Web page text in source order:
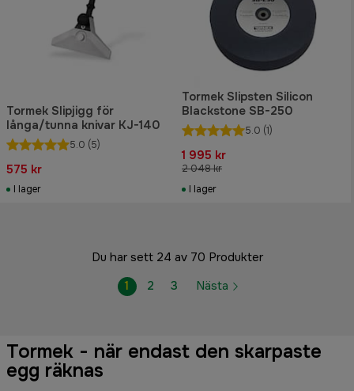
Tormek Slipjigg för
långa/tunna knivar KJ-140
5.0 (5)
575 kr
I lager
Tormek Slipsten Silicon
Blackstone SB-250
5.0 (1)
1 995 kr
2 048 kr
I lager
Du har sett 24 av 70 Produkter
1
2 3 Nästa
Tormek - när endast den skarpaste
egg räknas